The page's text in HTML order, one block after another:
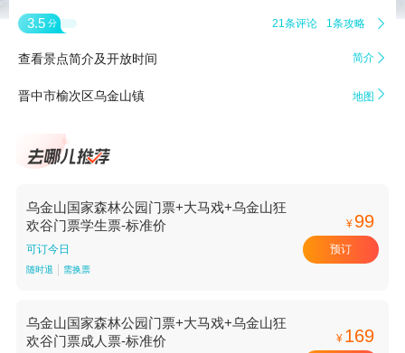
3.5 分 21条评论 1条攻略 
查看景点简介及开放时间 简介 
晋中市榆次区乌金山镇 地图 
乌金山国家森林公园门票+大马戏+乌金山狂
欢谷门票学生票-标准价
可订今日
随时退 需换票
¥ 99
预订
乌金山国家森林公园门票+大马戏+乌金山狂
欢谷门票成人票-标准价
¥ 169